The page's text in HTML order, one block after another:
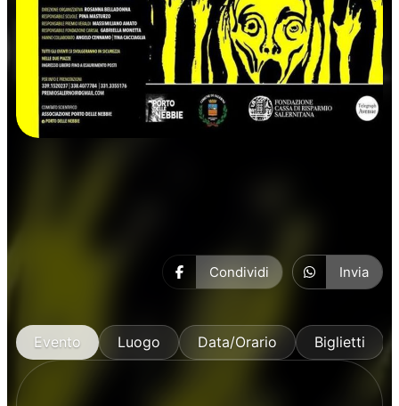
Condividi Invia
Evento Luogo Data/Orario Biglietti